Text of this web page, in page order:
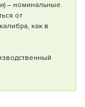
– номинальные.
от
как в